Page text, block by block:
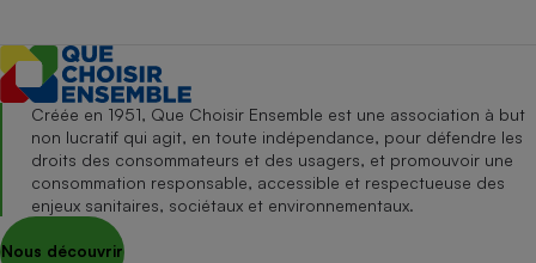
Créée en 1951, Que Choisir Ensemble est une association à but
non lucratif qui agit, en toute indépendance, pour défendre les
droits des consommateurs et des usagers, et promouvoir une
consommation responsable, accessible et respectueuse des
enjeux sanitaires, sociétaux et environnementaux.
Nous découvrir